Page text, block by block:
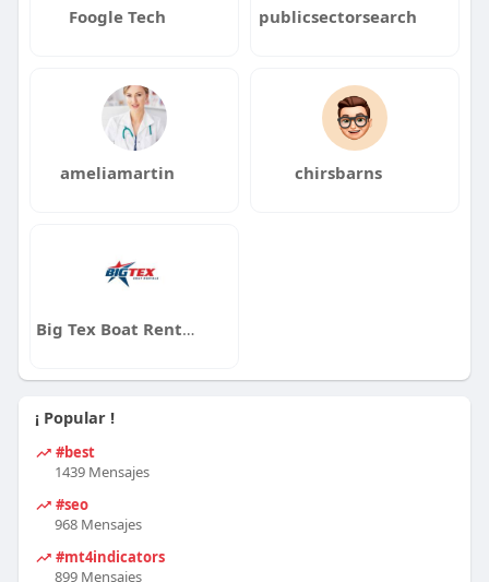
Foogle Tech publicsectorsearch
ameliamartin chirsbarns
Big Tex Boat Rentals
¡ Popular !
#best
1439 Mensajes
#seo
968 Mensajes
#mt4indicators
899 Mensajes